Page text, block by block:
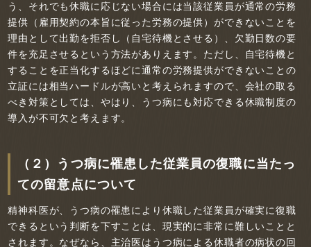
う、それでも休職に応じない場合には当該従業員が通常の労務
提供（雇用契約の本旨に従った労務の提供）ができないことを
理由として出勤を拒否し（自宅待機とさせる）、欠勤日数の要
件を充足させるという方法がありえます。ただし、自宅待機と
することを正当化するほどに通常の労務提供ができないことの
立証には相当ハードルが高いと考えられますので、会社の取る
べき対策としては、やはり、うつ病にも対応できる休職制度の
導入が不可欠と考えます。
（２）うつ病に罹患した従業員の復職に当たっ
ての留意点について
精神科医が、うつ病の罹患により休職した従業員が確実に復職
できるという判断を下すことは、現実的に非常に難しいことと
されます。なぜなら、主治医はうつ病による休職者の病状の回